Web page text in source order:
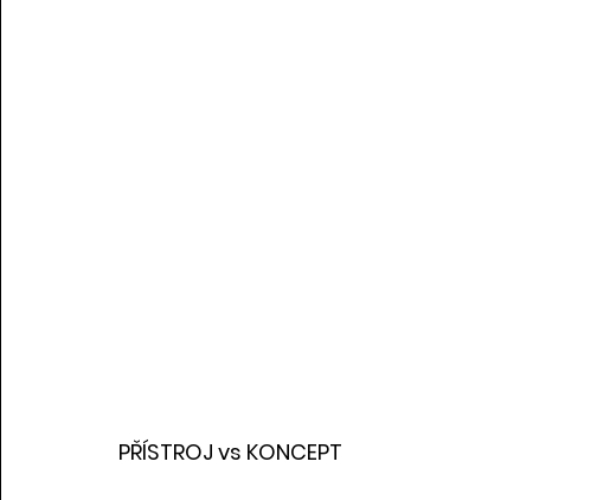
PŘÍSTROJ vs KONCEPT